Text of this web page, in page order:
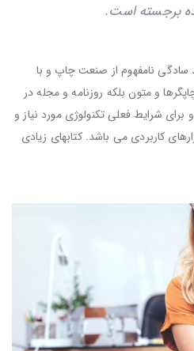
برجسته است.
سادگی نامفهوم از صنعت چاپ و با
و متون بلکه روزنامه و مجله در
شرایط فعلی تکنولوژی مورد نیاز و
کاربردی می باشد. کتابهای زیادی